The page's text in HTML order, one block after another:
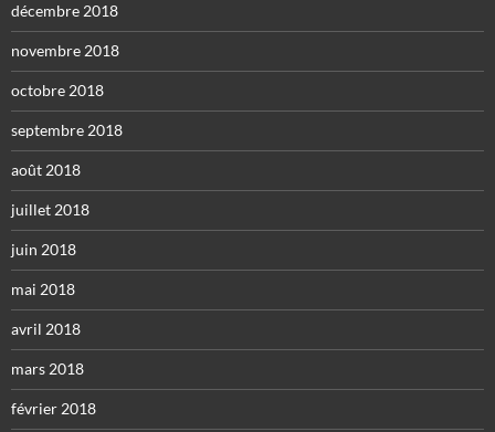
décembre 2018
novembre 2018
octobre 2018
septembre 2018
août 2018
juillet 2018
juin 2018
mai 2018
avril 2018
mars 2018
février 2018